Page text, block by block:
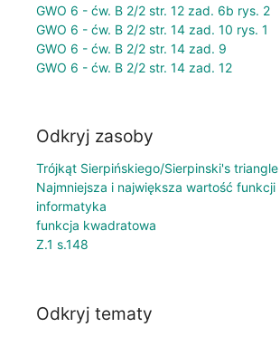
GWO 6 - ćw. B 2/2 str. 12 zad. 6b rys. 2
GWO 6 - ćw. B 2/2 str. 14 zad. 10 rys. 1
GWO 6 - ćw. B 2/2 str. 14 zad. 9
GWO 6 - ćw. B 2/2 str. 14 zad. 12
Odkryj zasoby
Trójkąt Sierpińskiego/Sierpinski's triangle
Najmniejsza i największa wartość
informatyka
funkcja kwadratowa
Z.1 s.148
Odkryj tematy